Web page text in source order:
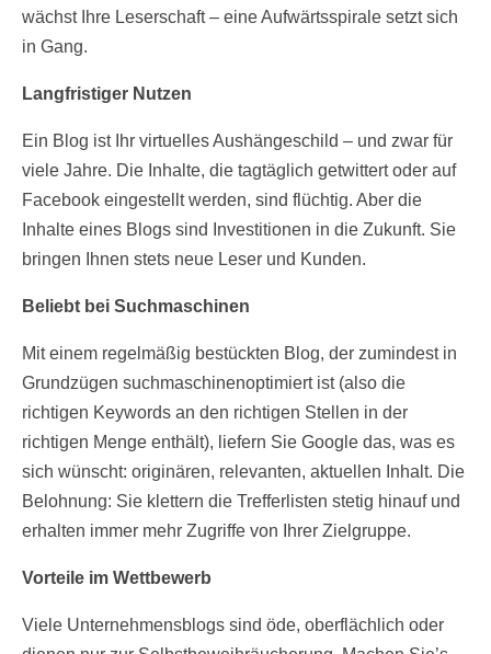
wächst Ihre Leserschaft – eine Aufwärtsspirale setzt sich
in Gang.
Langfristiger Nutzen
Ein Blog ist Ihr virtuelles Aushängeschild – und zwar für
viele Jahre. Die Inhalte, die tagtäglich getwittert oder auf
Facebook eingestellt werden, sind flüchtig. Aber die
Inhalte eines Blogs sind Investitionen in die Zukunft. Sie
bringen Ihnen stets neue Leser und Kunden.
Beliebt bei Suchmaschinen
Mit einem regelmäßig bestückten Blog, der zumindest in
Grundzügen suchmaschinenoptimiert ist (also die
richtigen Keywords an den richtigen Stellen in der
richtigen Menge enthält), liefern Sie Google das, was es
sich wünscht: originären, relevanten, aktuellen Inhalt. Die
Belohnung: Sie klettern die Trefferlisten stetig hinauf und
erhalten immer mehr Zugriffe von Ihrer Zielgruppe.
Vorteile im Wettbewerb
Viele Unternehmensblogs sind öde, oberflächlich oder